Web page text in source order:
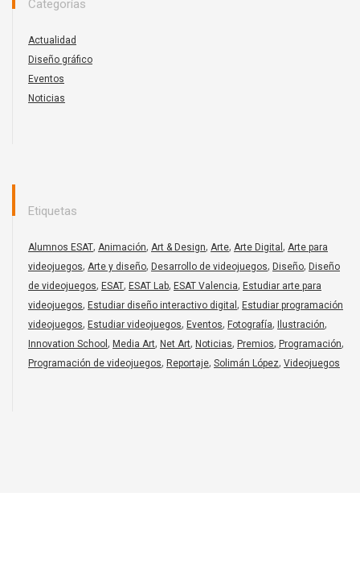
Categorías
Actualidad
Diseño gráfico
Eventos
Noticias
Etiquetas
Alumnos ESAT, Animación, Art & Design, Arte, Arte Digital , Arte para
videojuegos, Arte y diseño, Desarrollo de videojuegos, Diseño, Diseño
de videojuegos, ESAT, ESAT Lab, ESAT Valencia, Estudiar arte para
videojuegos, Estudiar diseño interactivo digital , Estudiar programación
videojuegos, Estudiar videojuegos, Eventos, Fotografía, Ilustración,
Innovation School , Media Art, Net Art, Noticias, Premios, Programación,
Programación de videojuegos, Reportaje, Solimán López, Videojuegos